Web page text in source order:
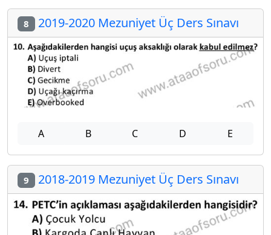
8 2019-2020 Mezuniyet Üç Ders Sınavı
A B C D E
9 2018-2019 Mezuniyet Üç Ders Sınavı